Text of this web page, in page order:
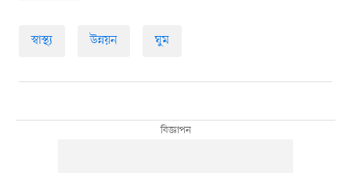
স্বাস্থ্য উন্নয়ন ঘুম